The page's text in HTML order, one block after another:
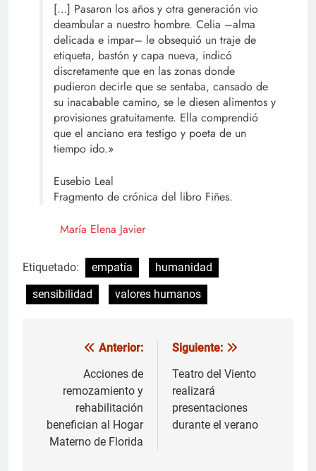
[…] Pasaron los años y otra generación vio
deambular a nuestro hombre. Celia –alma
delicada e impar– le obsequió un traje de
etiqueta, bastón y capa nueva, indicó
discretamente que en las zonas donde
pudieron decirle que se sentaba, cansado de
su inacabable camino, se le diesen alimentos y
provisiones gratuitamente. Ella comprendió
que el anciano era testigo y poeta de un
tiempo ido.»
Eusebio Leal
Fragmento de crónica del libro Fiñes.
María Elena Javier
Etiquetado: empatía
humanidad
sensibilidad
valores humanos
Navegación
entradas
Anterior:
Acciones de
remozamiento y
rehabilitación
benefician al Hogar
Materno de Florida
Siguiente:
Teatro del Viento
realizará
presentaciones
durante el verano